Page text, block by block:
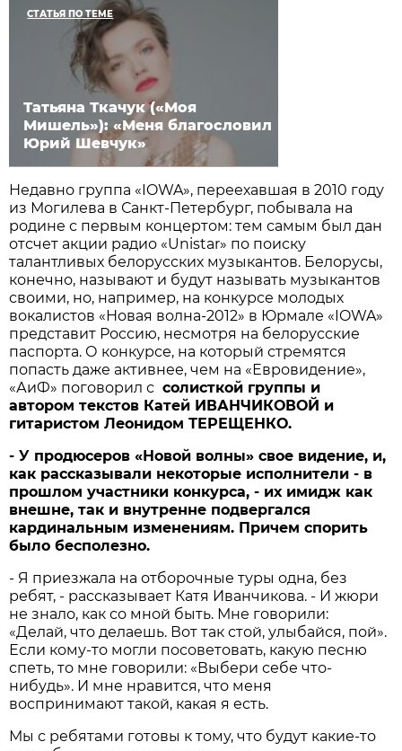
СТАТЬЯ ПО ТЕМЕ
Татьяна Ткачук («Моя
Мишель»): «Меня благословил
Юрий Шевчук»
Недавно группа «IOWA», переехавшая в 2010 году
из Могилева в Санкт-Петербург, побывала на
родине с первым концертом: тем самым был дан
отсчет акции радио «Unistar» по поиску
талантливых белорусских музыкантов. Белорусы,
конечно, называют и будут называть музыкантов
своими, но, например, на конкурсе молодых
вокалистов «Новая волна-2012» в Юрмале «IOWA»
представит Россию, несмотря на белорусские
паспорта. О конкурсе, на который стремятся
попасть даже активнее, чем на «Евровидение»,
«АиФ» поговорил с солисткой группы и
автором текстов Катей ИВАНЧИКОВОЙ и
гитаристом Леонидом ТЕРЕЩЕНКО.
- У продюсеров «Новой волны» свое видение, и,
как рассказывали некоторые исполнители - в
прошлом участники конкурса, - их имидж как
внешне, так и внутренне подвергался
кардинальным изменениям. Причем спорить
было бесполезно.
- Я приезжала на отборочные туры одна, без
ребят, - рассказывает Катя Иванчикова. - И жюри
не знало, как со мной быть. Мне говорили:
«Делай, что делаешь. Вот так стой, улыбайся, пой».
Если кому-то могли посоветовать, какую песню
спеть, то мне говорили: «Выбери себе что-
нибудь». И мне нравится, что меня
воспринимают такой, какая я есть.
Мы с ребятами готовы к тому, что будут какие-то